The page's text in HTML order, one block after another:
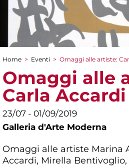
Tu sei qui
Home > Eventi > Omaggi alle artiste:
Omaggi alle
Carla Accardi
23/07 - 01/09/2019
Galleria d'Arte Moderna
Omaggi alle artiste Marina
Accardi, Mirella